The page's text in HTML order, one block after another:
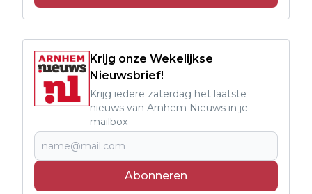
Krijg onze Wekelijkse
Nieuwsbrief!
Krijg iedere zaterdag het laatste
nieuws van Arnhem Nieuws in je
mailbox
Abonneren